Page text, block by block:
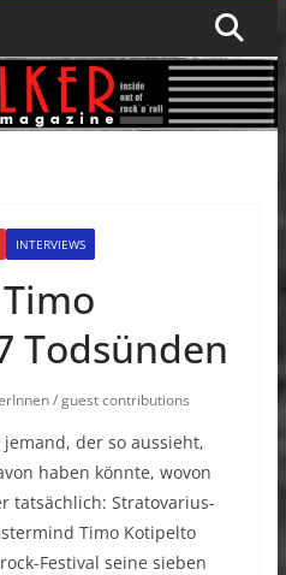
INTERVIEWS
Todsünden
/ guest contributions
der so aussieht,
haben könnte, wovon
tatsächlich: Stratovarius-
Timo Kotipelto
Festival seine sieben